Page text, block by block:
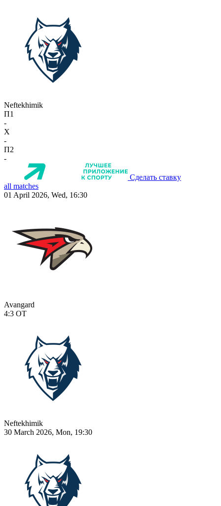
Neftekhimik
П1
-
X
-
П2
-
Сделать ставку
all matches
01 April 2026, Wed, 16:30
Avangard
4:3 OT
Neftekhimik
30 March 2026, Mon, 19:30